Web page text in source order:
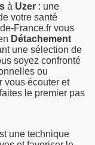
à Uzer : une
votre santé
France.fr vous
Détachement
une sélection de
soyez confronté
ou
vous écouter et
le premier pas
une technique